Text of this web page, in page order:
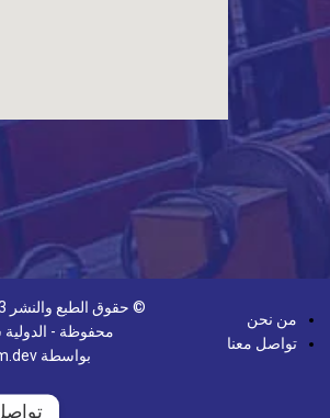
محفوظة -
بواسطة
من نحن
تواصل معنا